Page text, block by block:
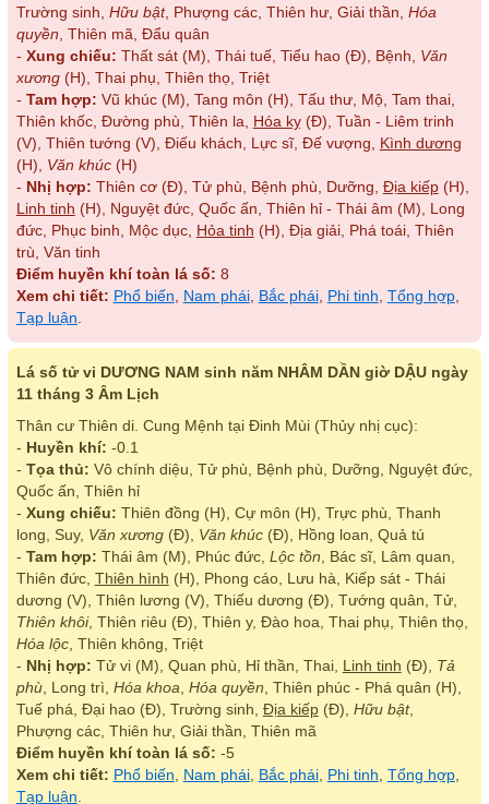
Trường sinh, Hữu bật, Phượng các, Thiên hư, Giải thần, Hóa
quyền , Thiên mã, Đẩu quân
- Xung chiếu: Thất sát (M), Thái tuế, Tiểu hao (Đ), Bệnh, Văn
xương(H), Thai phụ, Thiên thọ, Triệt
- Tam hợp: Vũ khúc (M), Tang môn (H), Tấu thư, Mộ, Tam thai,
Thiên khốc, Đường phù, Thiên la, Hóa kỵ(Đ), Tuần - Liêm trinh
(V), Thiên tướng (V), Điếu khách, Lực sĩ, Đế vượng, Kình dương
(H), Văn khúc(H)
- Nhị hợp: Thiên cơ (Đ), Tử phù, Bệnh phù, Dưỡng, Địa kiếp(H),
Linh tinh (H), Nguyệt đức, Quốc ấn, Thiên hỉ - Thái âm (M), Long
đức, Phục binh, Mộc dục, Hỏa tinh (H), Địa giải, Phá toái, Thiên
trù, Văn tinh
Điểm huyền khí toàn lá số: 8
Xem chi tiết: Phổ biến Nam phái, Bắc phái, Phi tinh Tổng hợp,
Tạp luận
Lá số tử vi DƯƠNG NAM sinh năm NHÂM DẦN giờ DẬU ngày
11 tháng 3 Âm Lịch
Thân cư Thiên di. Cung Mệnh tại Đinh Mùi (Thủy nhị cục):
- Huyền khí: -0.1
- Tọa thủ: Vô chính diệu, Tử phù, Bệnh phù, Dưỡng, Nguyệt đức,
Quốc ấn, Thiên hỉ
- Xung chiếu: Thiên đồng (H), Cự môn (H), Trực phù, Thanh
long, Suy, Văn xương(Đ), Văn khúc(Đ), Hồng loan, Quả tú
- Tam hợp: Thái âm (M), Phúc đức, Lộc tồn, Bác sĩ, Lâm quan,
Thiên đức, Thiên hình (H), Phong cáo, Lưu hà, Kiếp sát - Thái
dương (V), Thiên lương (V), Thiếu dương (Đ), Tướng quân, Tử,
Thiên khôi, Thiên riêu (Đ), Thiên y, Đào hoa, Thai phụ, Thiên thọ,
Hóa lộc, Thiên không, Triệt
- Nhị hợp: Tử vi (M), Quan phù, Hỉ thần, Thai, Linh tinh (Đ), Tả
phù, Long trì, Hóa khoa, Hóa quyền, Thiên phúc - Phá quân (H),
Tuế phá, Đại hao (Đ), Trường sinh, Địa kiếp(Đ), Hữu bật,
Phượng các, Thiên hư, Giải thần, Thiên mã
Điểm huyền khí toàn lá số: -5
Xem chi tiết: Phổ biến, Nam phái, Bắc phái, Phi tinh, Tổng hợp,
Tạp luận.